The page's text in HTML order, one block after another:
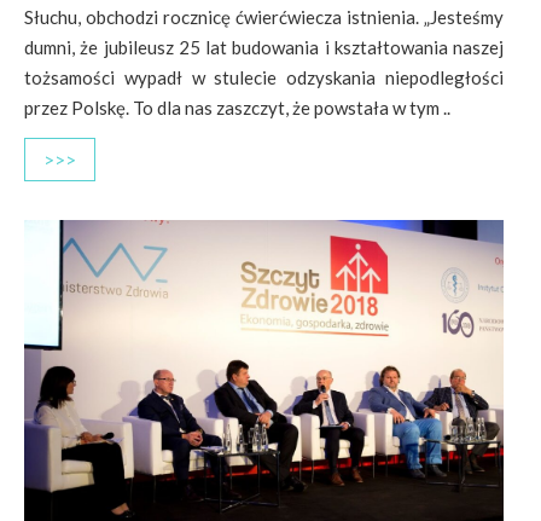
Słuchu, obchodzi rocznicę ćwierćwiecza istnienia. „Jesteśmy
dumni, że jubileusz 25 lat budowania i kształtowania naszej
tożsamości wypadł w stulecie odzyskania niepodległości
przez Polskę. To dla nas zaszczyt, że powstała w tym ..
>>>